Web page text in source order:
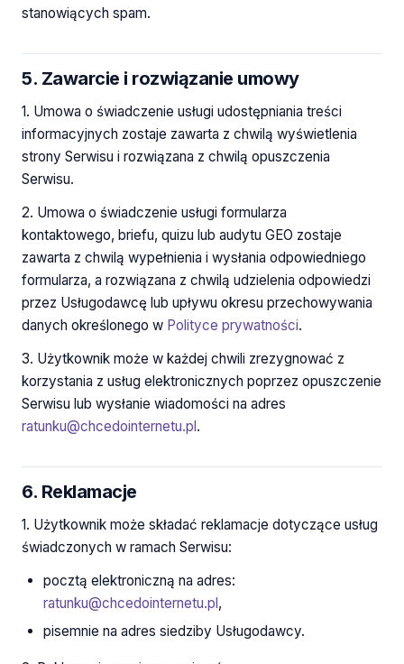
stanowiących spam.
5. Zawarcie i rozwiązanie umowy
1. Umowa o świadczenie usługi udostępniania treści
informacyjnych zostaje zawarta z chwilą wyświetlenia
strony Serwisu i rozwiązana z chwilą opuszczenia
Serwisu.
2. Umowa o świadczenie usługi formularza
kontaktowego, briefu, quizu lub audytu GEO zostaje
zawarta z chwilą wypełnienia i wysłania odpowiedniego
formularza, a rozwiązana z chwilą udzielenia odpowiedzi
przez Usługodawcę lub upływu okresu przechowywania
danych określonego w Polityce prywatności.
3. Użytkownik może w każdej chwili zrezygnować z
korzystania z usług elektronicznych poprzez opuszczenie
Serwisu lub wysłanie wiadomości na adres
ratunku@chcedointernetu.pl.
6. Reklamacje
1. Użytkownik może składać reklamacje dotyczące usług
świadczonych w ramach Serwisu:
pocztą elektroniczną na adres:
ratunku@chcedointernetu.pl,
pisemnie na adres siedziby Usługodawcy.